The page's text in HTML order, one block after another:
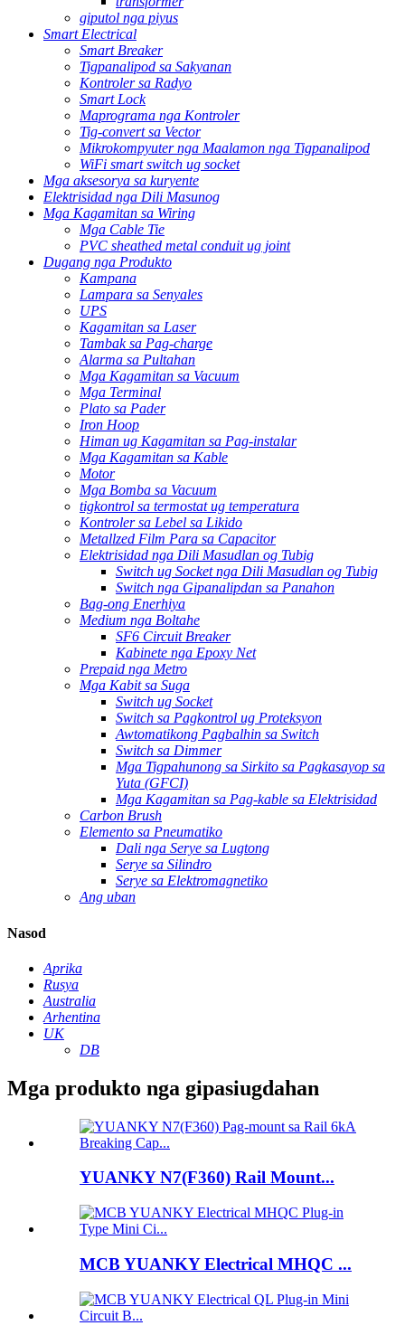
giputol nga piyus
Smart Electrical
Smart Breaker
Tigpanalipod sa Sakyanan
Kontroler sa Radyo
Smart Lock
Maprograma nga Kontroler
Tig-convert sa Vector
Mikrokompyuter nga Maalamon nga Tigpanalipod
WiFi smart switch ug socket
Mga aksesorya sa kuryente
Elektrisidad nga Dili Masunog
Mga Kagamitan sa Wiring
Mga Cable Tie
PVC sheathed metal conduit ug joint
Dugang nga Produkto
Kampana
Lampara sa Senyales
UPS
Kagamitan sa Laser
Tambak sa Pag-charge
Alarma sa Pultahan
Mga Kagamitan sa Vacuum
Mga Terminal
Plato sa Pader
Iron Hoop
Himan ug Kagamitan sa Pag-instalar
Mga Kagamitan sa Kable
Motor
Mga Bomba sa Vacuum
tigkontrol sa termostat ug temperatura
Kontroler sa Lebel sa Likido
Metallzed Film Para sa Capacitor
Elektrisidad nga Dili Masudlan og Tubig
Switch ug Socket nga Dili Masudlan og Tubig
Switch nga Gipanalipdan sa Panahon
Bag-ong Enerhiya
Medium nga Boltahe
SF6 Circuit Breaker
Kabinete nga Epoxy Net
Prepaid nga Metro
Mga Kabit sa Suga
Switch ug Socket
Switch sa Pagkontrol ug Proteksyon
Awtomatikong Pagbalhin sa Switch
Switch sa Dimmer
Mga Tigpahunong sa Sirkito sa Pagkasayop sa
Yuta (GFCI)
Mga Kagamitan sa Pag-kable sa Elektrisidad
Carbon Brush
Elemento sa Pneumatiko
Dali nga Serye sa Lugtong
Serye sa Silindro
Serye sa Elektromagnetiko
Ang uban
Nasod
Aprika
Rusya
Australia
Arhentina
UK
DB
Mga produkto nga gipasiugdahan
YUANKY N7(F360) Rail Mount...
MCB YUANKY Electrical MHQC ...